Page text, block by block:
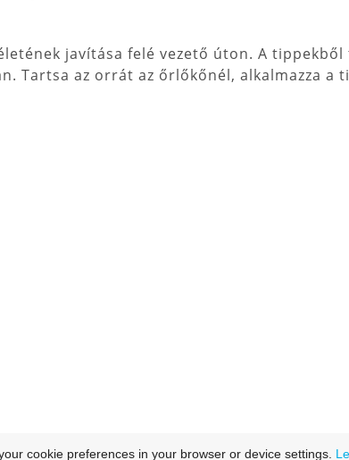
javítása felé vezető úton. A
Tartsa az orrát az őrlőkőnél, alkalmazza a
cookie preferences in your browser or device settings.